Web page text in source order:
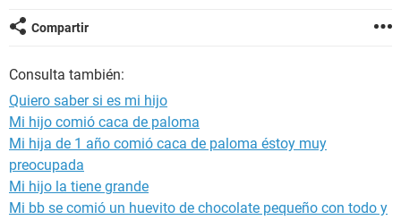
Compartir
Consulta también:
Quiero saber si es mi hijo
Mi hijo comió caca de paloma
Mi hija de 1 año comió caca de paloma éstoy muy
preocupada
Mi hijo la tiene grande
Mi bb se comió un huevito de chocolate pequeño con todo y